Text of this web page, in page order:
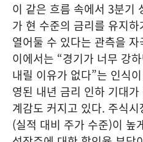
이 같은 흐름 속에서 3분기
가 현 수준의 금리를 유지
열어둘 수 있다는 관측을
이에서는 “경기가 너무 강
내릴 이유가 없다”는 인식
영된 내년 금리 인하 기대
계감도 커지고 있다. 주식
(실적 대비 주가 수준)이 높